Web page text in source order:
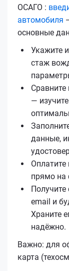
ОСАГО :
автомобиля
основные
Укажите
стаж
—
данные,
прямо на
email и
Храните
надёжно.
Важно: для
карта